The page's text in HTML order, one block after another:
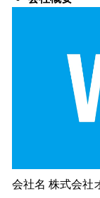
会社名 株式会社